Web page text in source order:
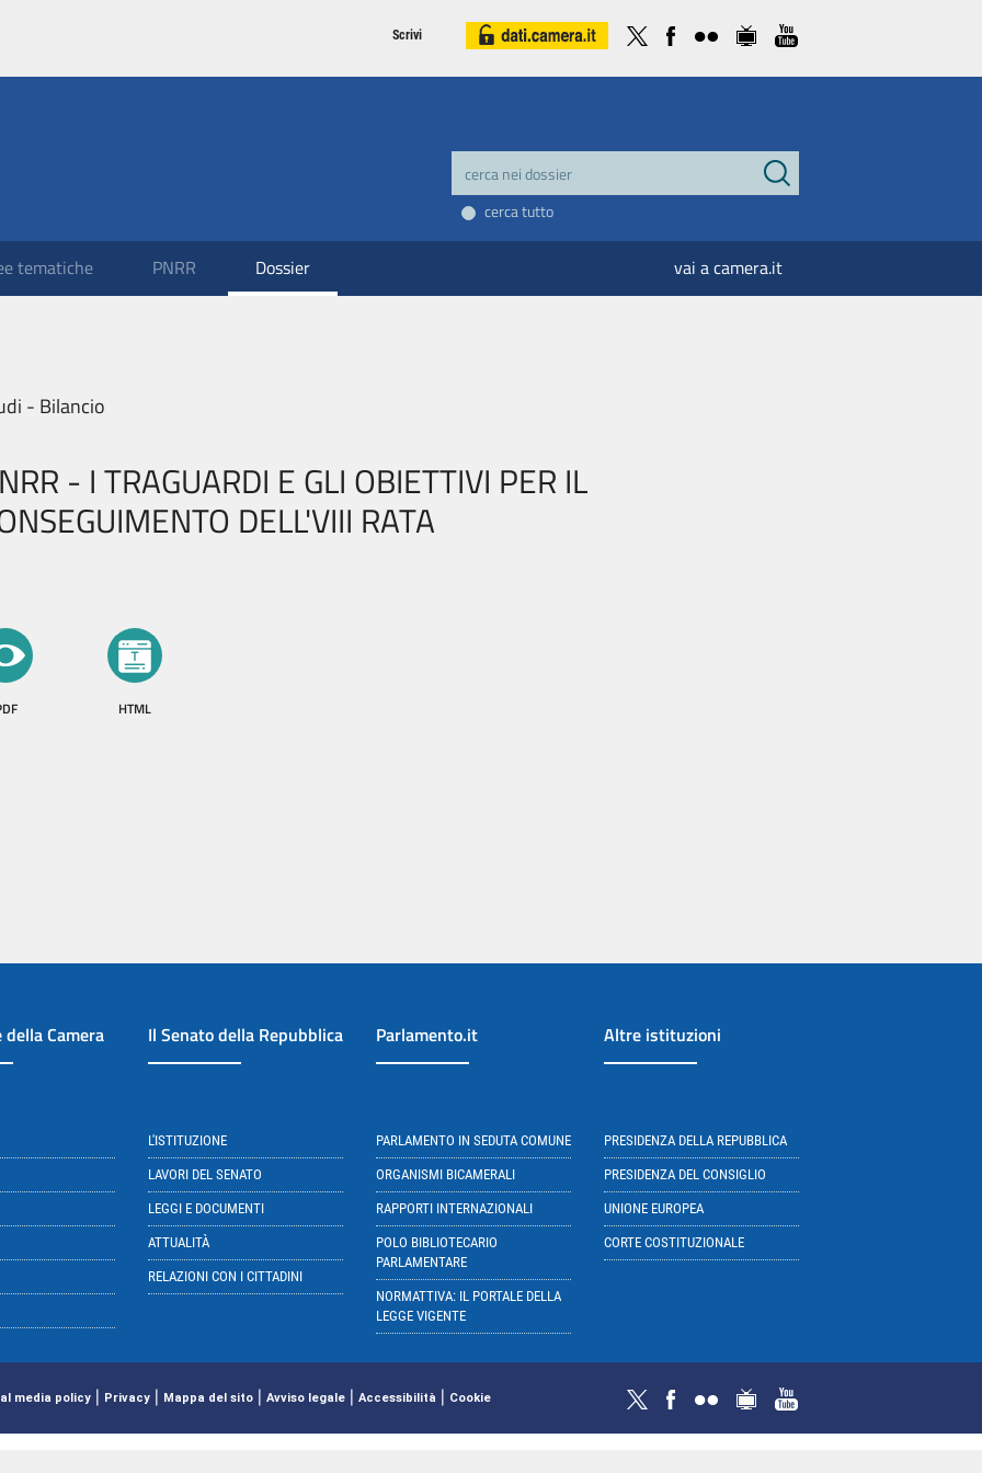
Scrivi
cerca tutto
tematiche PNRR Dossier vai a camera.it
- Bilancio
- I TRAGUARDI E GLI OBIETTIVI PER IL
DELL'VIII RATA
HTML
Camera Il Senato della Repubblica
L'ISTITUZIONE
LAVORI DEL SENATO
LEGGI E DOCUMENTI
ATTUALITÀ
RELAZIONI CON I CITTADINI
Parlamento.it
PARLAMENTO IN SEDUTA COMUNE
ORGANISMI BICAMERALI
RAPPORTI INTERNAZIONALI
POLO BIBLIOTECARIO
PARLAMENTARE
NORMATTIVA: IL PORTALE DELLA
LEGGE VIGENTE
Altre istituzioni
PRESIDENZA DELLA REPUBBLICA
PRESIDENZA DEL CONSIGLIO
UNIONE EUROPEA
CORTE COSTITUZIONALE
media policy | Privacy | Mappa del sito | Avviso legale | Accessibilità | Cookie